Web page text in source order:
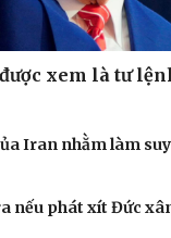
xem là tư
Iran nhằm làm
nếu phát xít Đức